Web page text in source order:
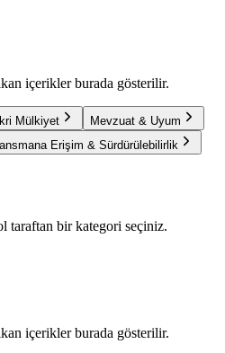
içerikler burada gösterilir.
Mülkiyet
Mevzuat & Uyum
Erişim & Sürdürülebilirlik
taraftan bir kategori seçiniz.
içerikler burada gösterilir.